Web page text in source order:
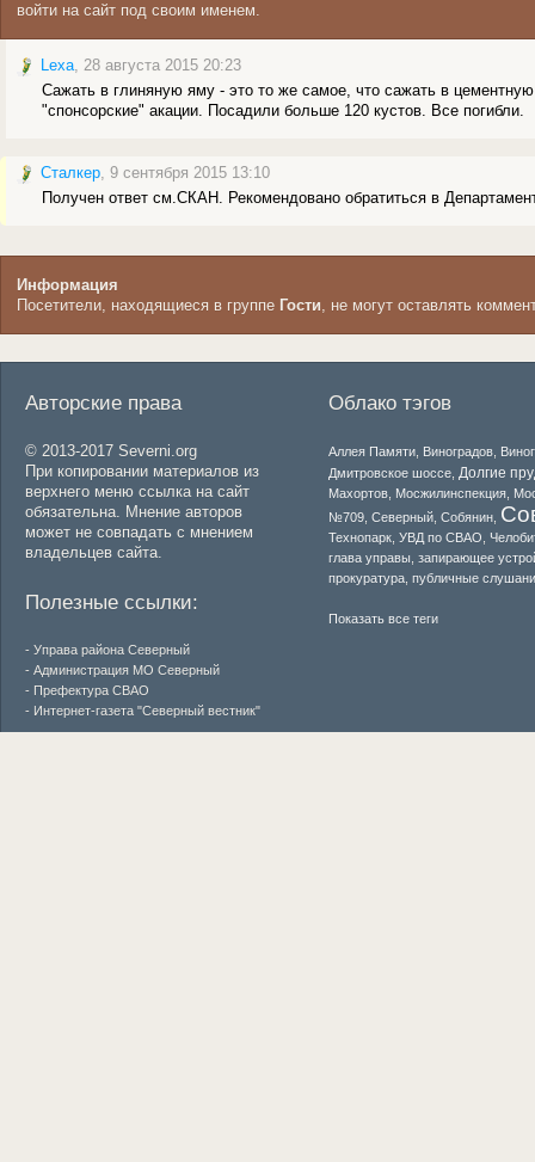
войти на сайт под своим именем.
Lexa, 28 августа 2015 20:23
Сажать в глиняную яму - это то же самое, что сажать в
"спонсорские" акации. Посадили больше 120 кустов. Все погибли.
Сталкер, 9 сентября 2015 13:10
Получен ответ см.СКАН. Рекомендовано обратиться в
Информация
Посетители, находящиеся в группе Гости, не могут оставлять
Авторские права
© 2013-2017 Severni.org
При копировании материалов из
верхнего меню ссылка на сайт
обязательна. Мнение авторов
может не совпадать с мнением
владельцев сайта.
Полезные ссылки:
- Управа района Северный
- Администрация МО Северный
- Префектура СВАО
- Интернет-газета "Северный вестник"
Облако тэгов
Аллея Памяти Виноградов
Дмитровское шоссе Долгие
Махортов Мосжилинспекция
№709 Северный Собянин
Технопарк УВД по СВАО
глава управы запирающее
прокуратура публичные
Показать все теги